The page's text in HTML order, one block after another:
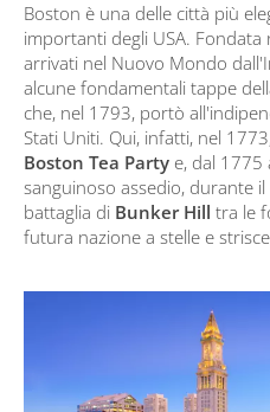
Boston è una delle città più
importanti degli USA. Fondata
arrivati nel Nuovo Mondo
alcune fondamentali tappe
che, nel 1793, portò
Stati Uniti. Qui, infatti, nel
Boston Tea Party e, dal 1775
sanguinoso assedio, durante
battaglia di Bunker Hill tra le
futura nazione a stelle e